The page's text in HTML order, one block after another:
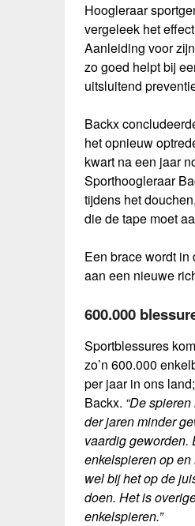
Hoogleraar
vergeleek het
Aanleiding voor
zo goed helpt bij
uitsluitend
Backx
het opnieuw
kwart na een jaar
Sporthoogleraar
tijdens het
die de tape moet
Een brace wordt
aan een nieuwe
600.000
Sportblessures
zo’n 600.000
per jaar in ons
Backx. “De
der jaren minder
vaardig geworden.
enkelspieren op
wel bij het op de
doen. Het is
enkelspieren.”